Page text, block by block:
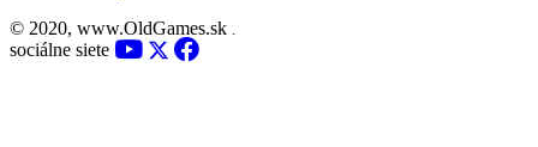
© 2020, www.OldGames.sk .
sociálne siete